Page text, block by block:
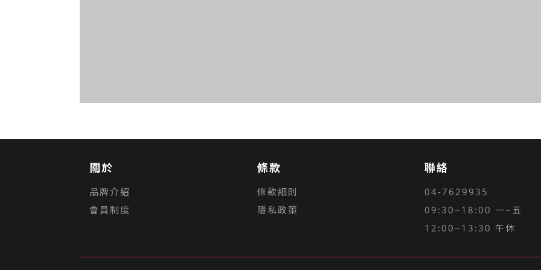
關於
品牌介紹
會員制度
條款
條款細則
隱私政策
聯絡
04-7629935
09:30~18:00 一~五
12:00~13:30 午休